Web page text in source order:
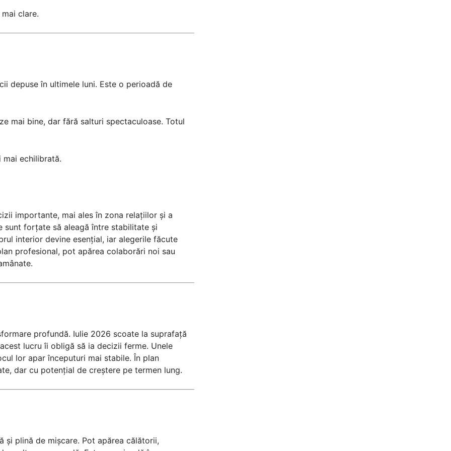
clare.
depuse în ultimele luni. Este o perioadă de
mai bine, dar fără salturi spectaculoase. Totul
mai echilibrată.
importante, mai ales în zona relațiilor și a
sunt forțate să aleagă între stabilitate și
interior devine esențial, iar alegerile făcute
profesional, pot apărea colaborări noi sau
profundă. Iulie 2026 scoate la suprafață
lucru îi obligă să ia decizii ferme. Unele
lor apar începuturi mai stabile. În plan
dar cu potențial de creștere pe termen lung.
și plină de mișcare. Pot apărea călătorii,